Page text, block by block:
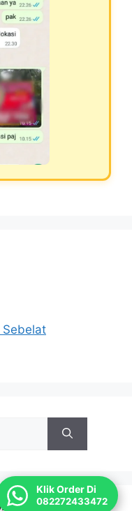
Sebelat
Klik Order Di
082272433472